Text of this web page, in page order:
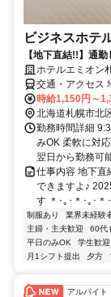
ビジネスホテ
【地下直結!!】通
ホテルエミオン
交通・アクセス
歩5分
時給1,150円～
北海道札幌市北
勤務時間詳細
みOK 柔軟に対
翌日から勤務可
仕事内容 地下直
できますよ♪
す ＊･｡･＊･｡･＊
制服あり 業界未経験
主婦・主夫歓迎
60代
平日のみOK
学生歓迎
月1シフト提出
夕方
アルバイト